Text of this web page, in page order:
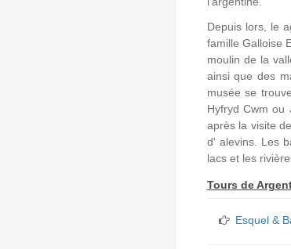
Depuis lors, le
famille Galloise
moulin de la
ainsi que des
musée se
Hyfryd Cwm
après la visite
d' alevins. Les
lacs et les
Tours de
Esquel &